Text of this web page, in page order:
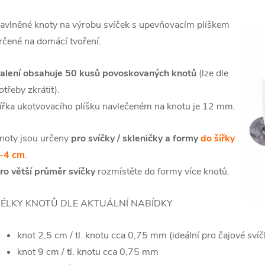
knoty na výrobu svíček s upevňovacím plíškem
na domácí tvoření.
obsahuje 50 kusů povoskovaných knotů (lze dle
zkrátit).
ukotvovacího plíšku navlečeném na knotu je 12 mm.
jsou určeny pro svíčky / skleničky a formydo šířky
4 cm.
větší průměr svíčkyrozmístěte do formy více knotů.
KNOTŮ DLE AKTUÁLNÍ NABÍDKY
knot 2,5 cm / tl. knotu cca 0,75 mm (ideální pro čajové
knot 9 cm / tl. knotu cca 0,75 mm